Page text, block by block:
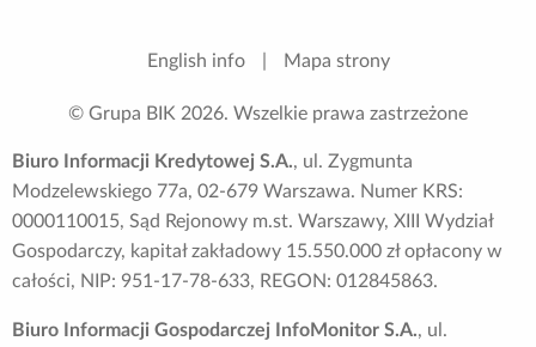
English info Mapa strony
© Grupa BIK 2026. Wszelkie prawa zastrzeżone
Biuro Informacji Kredytowej S.A., ul. Zygmunta
Modzelewskiego 77a, 02-679 Warszawa. Numer KRS:
0000110015, Sąd Rejonowy m.st. Warszawy, XIII Wydział
Gospodarczy, kapitał zakładowy 15.550.000 zł opłacony w
całości, NIP: 951-17-78-633, REGON: 012845863.
Biuro Informacji Gospodarczej InfoMonitor S.A., ul.